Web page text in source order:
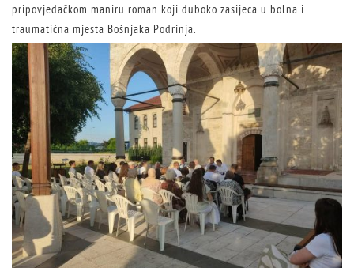
pripovjedačkom maniru roman koji duboko zasijeca u bolna i
traumatična mjesta Bošnjaka Podrinja.